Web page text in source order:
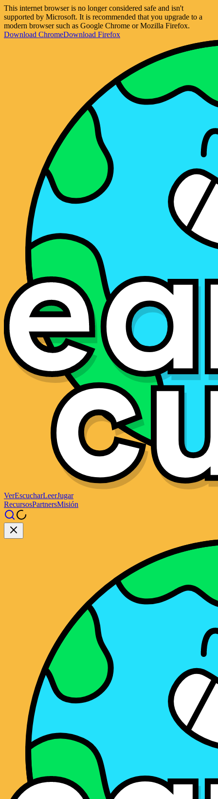
This internet browser is no longer considered safe and isn't
supported by Microsoft. It is recommended that you upgrade to a
modern browser such as Google Chrome or Mozilla Firefox.
Download ChromeDownload Firefox
VerEscucharLeerJugar
RecursosPartnersMisión